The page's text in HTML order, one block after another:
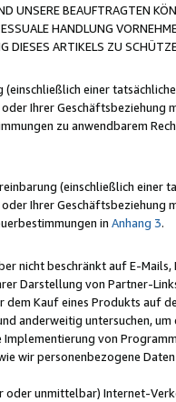
UNSERE BEAUFTRAGTEN
HANDLUNG
DIESES ARTIKELS ZU
einer
Ihrer Geschäftsbeziehung
zu anwendbarem
(einschließlich einer
Ihrer Geschäftsbeziehung
in Anhang 3.
nicht beschränkt auf E-Mails,
Darstellung von Partner-
dem Kauf eines Produkts auf
anderweitig untersuchen, um
von
wir personenbezogene
oder unmittelbar) Internet-